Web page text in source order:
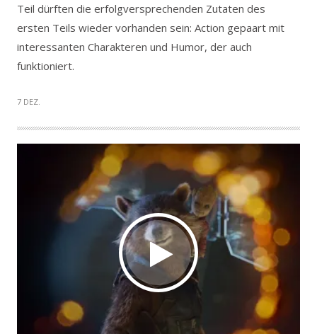
Teil dürften die erfolgversprechenden Zutaten des
ersten Teils wieder vorhanden sein: Action gepaart mit
interessanten Charakteren und Humor, der auch
funktioniert.
7 DEZ.